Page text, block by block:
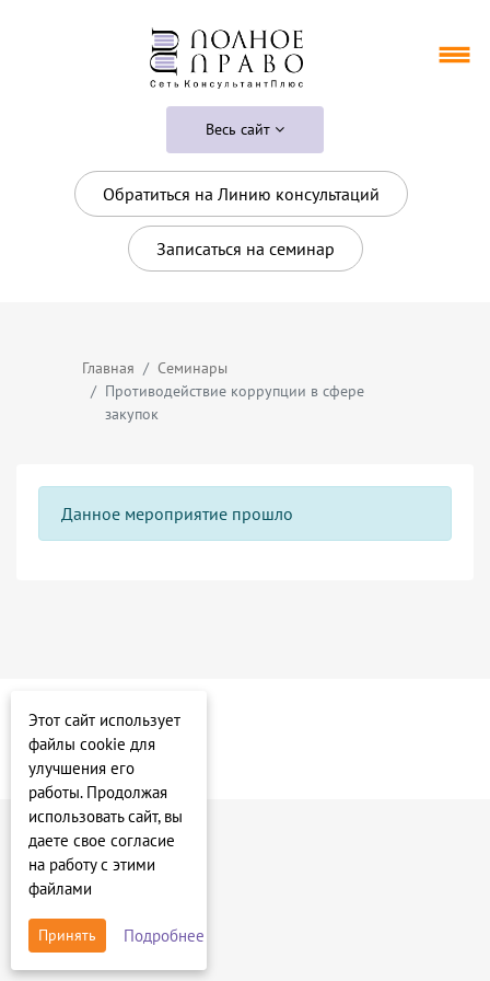
Весь сайт
Обратиться на Линию консультаций
Записаться на семинар
Главная
Семинары
Противодействие коррупции в сфере
закупок
Данное мероприятие прошло
Этот сайт использует
файлы cookie для
улучшения его
работы. Продолжая
использовать сайт, вы
даете свое согласие
на работу с этими
файлами
Принять Подробнее